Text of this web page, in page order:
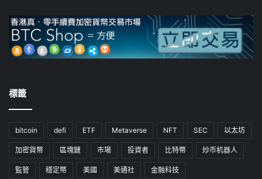
標籤
bitcoin defi ETF Metaverse NFT SEC 以太坊
加密貨幣 區塊鏈 市場 投資者 比特幣 炒币机器人
監管 穩定幣 美國 美通社 金融科技